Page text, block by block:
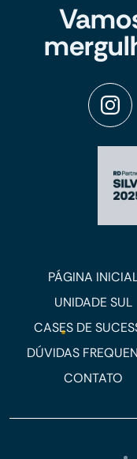
PÁGINA
UNIDADE SUL
CASES DE
DÚVIDAS
CONTATO